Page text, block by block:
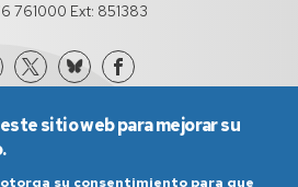
761000 Ext: 851383
sitio web para mejorar su
su consentimiento para que